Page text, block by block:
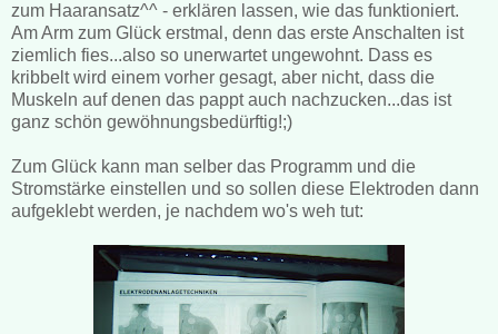
zum Haaransatz^^ - erklären lassen, wie das funktioniert.
Am Arm zum Glück erstmal, denn das erste Anschalten ist
ziemlich fies...also so unerwartet ungewohnt. Dass es
kribbelt wird einem vorher gesagt, aber nicht, dass die
Muskeln auf denen das pappt auch nachzucken...das ist
ganz schön gewöhnungsbedürftig!;)
Zum Glück kann man selber das Programm und die
Stromstärke einstellen und so sollen diese Elektroden dann
aufgeklebt werden, je nachdem wo's weh tut: